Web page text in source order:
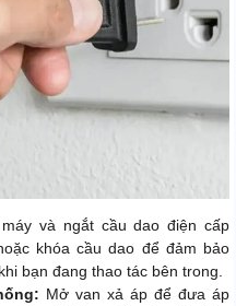
và ngắt cầu dao điện cấp
khóa cầu dao để đảm bảo
bạn đang thao tác bên trong.
Mở van xả áp để đưa áp